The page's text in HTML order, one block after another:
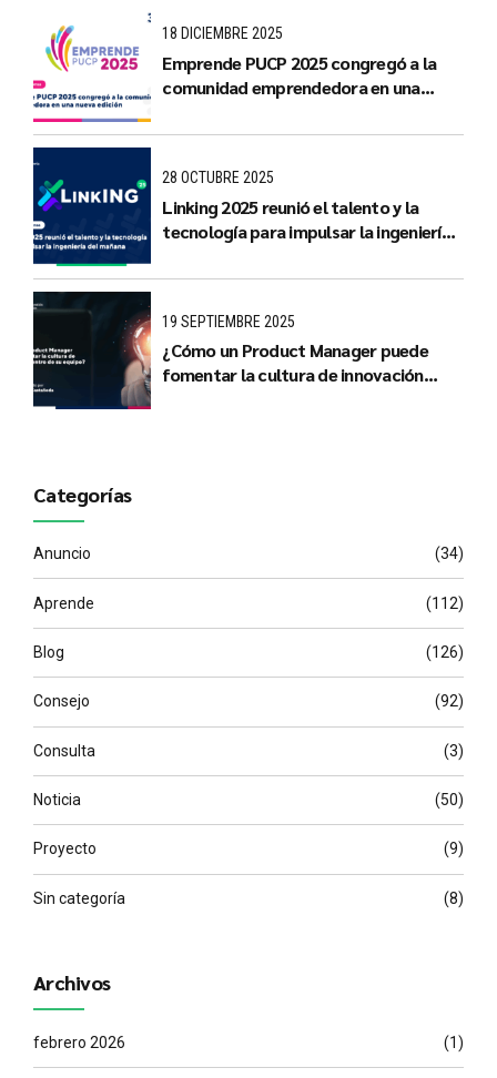
18 DICIEMBRE 2025
Emprende PUCP 2025 congregó a la
comunidad emprendedora en una
28 OCTUBRE 2025
Linking 2025 reunió el talento y la
tecnología para impulsar la ingeniería
19 SEPTIEMBRE 2025
¿Cómo un Product Manager puede
fomentar la cultura de innovación
Categorías
Anuncio (34)
Aprende (112)
Blog (126)
Consejo (92)
Consulta (3)
Noticia (50)
Proyecto (9)
Sin categoría (8)
Archivos
febrero 2026 (1)